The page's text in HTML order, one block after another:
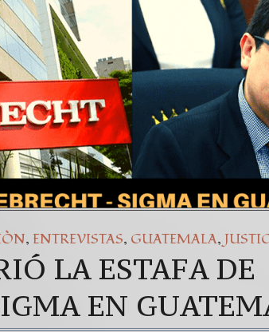
Daño Colateral: El Sacrificio de los
Struggle Against The World’s Most
, ENTREVISTAS, GUATEMALA,
LA ESTAFA DE
EN